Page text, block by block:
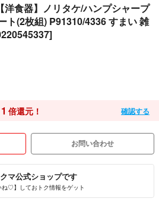
食器】ノリタケ/ハンプシャープ
ト(2枚組) P91310/4336 すまい 雑
倍還元！ 確認する
お問い合わせ
マ公式ショップです
♡】しておトク情報をゲット